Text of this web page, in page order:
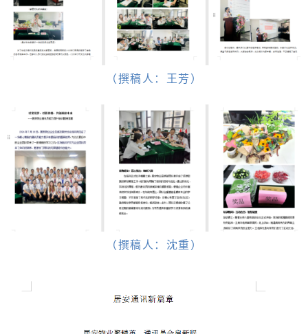
（撰稿人：王芳）
（撰稿人：沈重）